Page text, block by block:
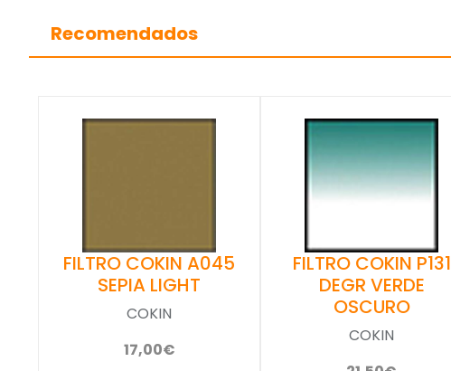
Recomendados
FILTRO COKIN A045
SEPIA LIGHT
COKIN
17,00€
FILTRO COKIN P131
DEGR VERDE
OSCURO
COKIN